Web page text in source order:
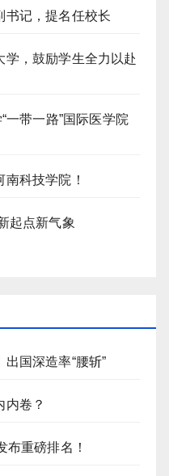
书记，提名任校长
，鼓励学生全力以赴
一带一路”国际医学院
科技学院！
起点新气象
国深造率“腰斩”
内卷？
布重磅排名！